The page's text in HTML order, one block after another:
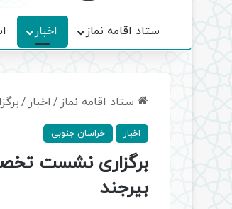
ستاد اقامه نماز اخبار
ستاد اقامه نماز / اخبار /
اخبار خراسان جنوبی
برگزاری نشست
بیرجند